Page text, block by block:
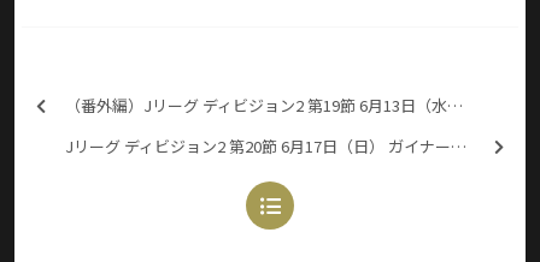
（番外編）Jリーグ ディビジョン2 第19節 6月13日（水） 松本山雅FC 2-2 アビスパ福岡
Jリーグ ディビジョン2 第20節 6月17日（日） ガイナーレ鳥取 0-1 松本山雅FC